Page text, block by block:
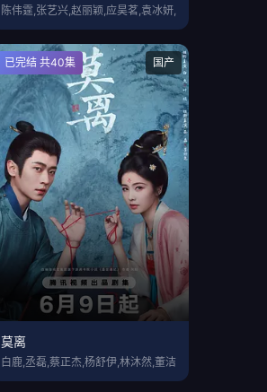
陈伟霆,张艺兴,赵丽颖,应昊茗,袁冰妍,
国产
已完结 共40集
莫离
白鹿,丞磊,蔡正杰,杨舒伊,林沐然,董洁